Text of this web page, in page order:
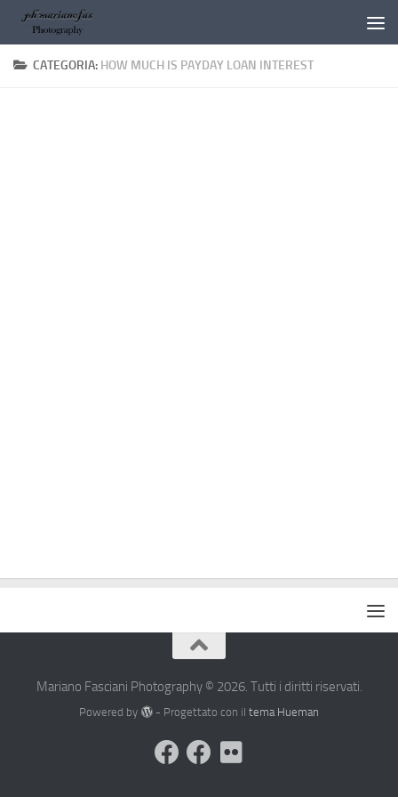
Salta al contenuto
CATEGORIA: HOW MUCH IS PAYDAY LOAN INTEREST
Mariano Fasciani Photography © 2026. Tutti i diritti riservati.
Powered by - Progettato con il tema Hueman